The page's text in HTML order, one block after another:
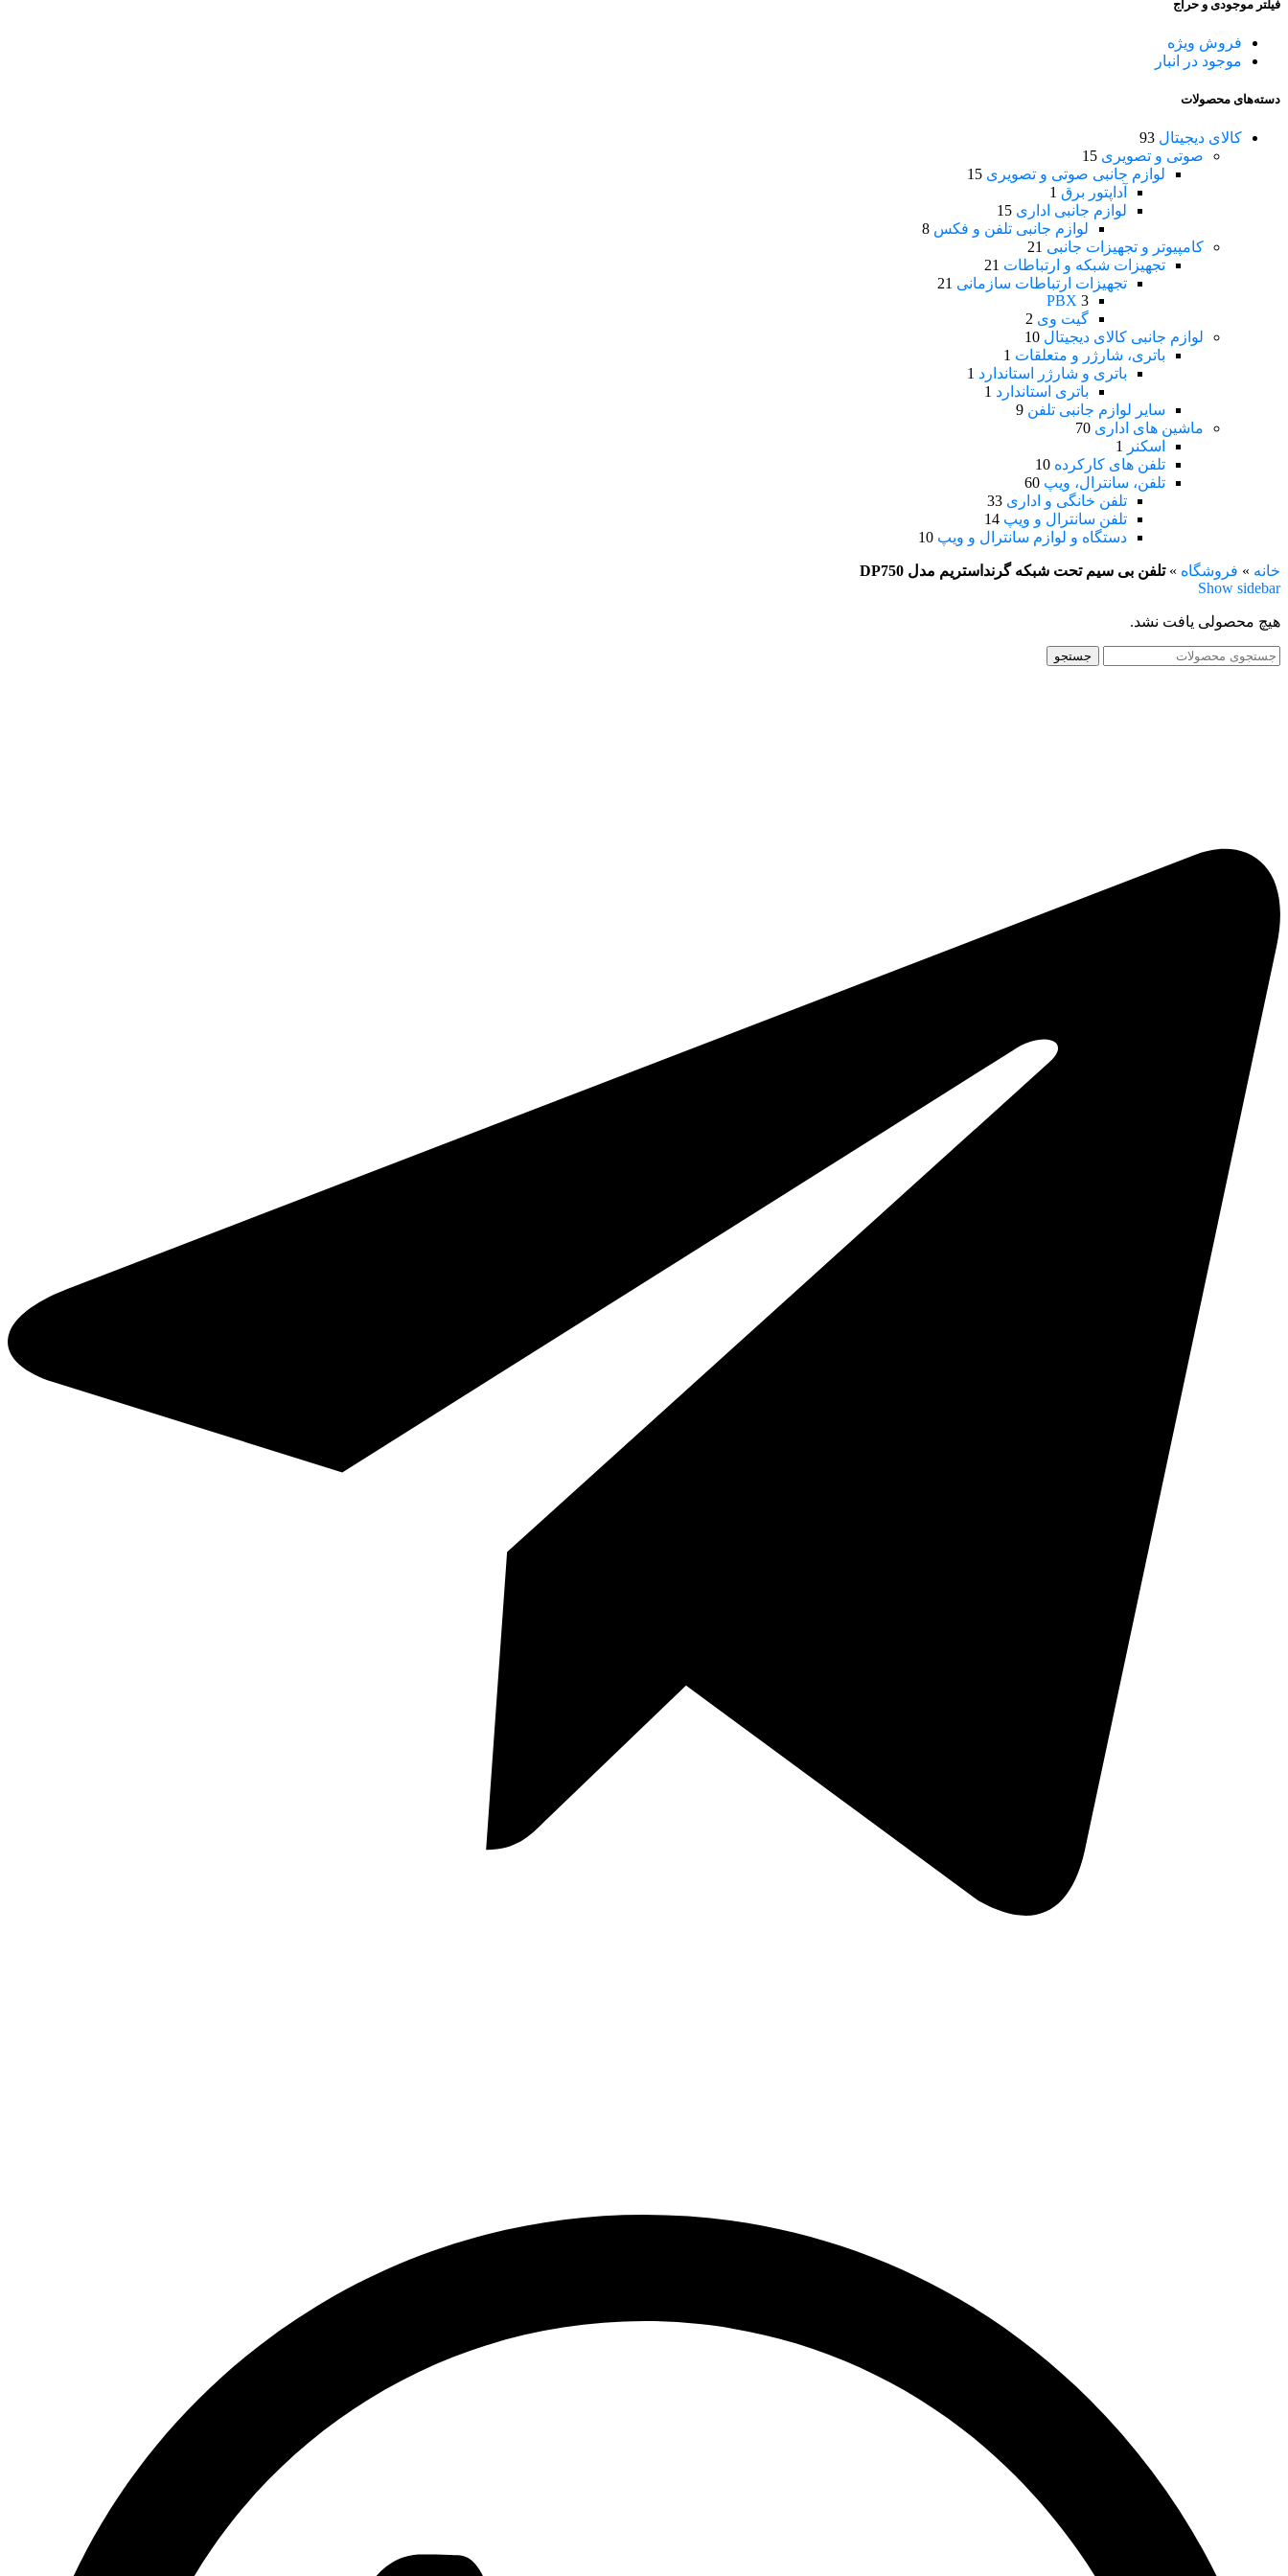
فیلتر موجودی و حراج
فروش ویژه
موجود در انبار
دسته‌های محصولات
کالای دیجیتال 93
صوتی و تصویری 15
لوازم جانبی صوتی و تصویری 15
آداپتور برق 1
لوازم جانبی اداری 15
لوازم جانبی تلفن و فکس 8
کامپیوتر و تجهیزات جانبی 21
تجهیزات شبکه و ارتباطات 21
تجهیزات ارتباطات سازمانی 21
PBX 3
گیت وی 2
لوازم جانبی کالای دیجیتال 10
باتری، شارژر و متعلقات 1
باتری و شارژر استاندارد 1
باتری استاندارد 1
سایر لوازم جانبی تلفن 9
ماشین های اداری 70
اسکنر
1
تلفن های کارکرده 10
تلفن، سانترال، ویپ 60
تلفن خانگی و اداری 33
تلفن سانترال و ویپ 14
دستگاه و لوازم سانترال و ویپ 10
خانه » فروشگاه »تلفن بی سیم تحت شبکه گرنداستریم مدل DP750
Show sidebar
هیچ محصولی یافت نشد.
جستجو